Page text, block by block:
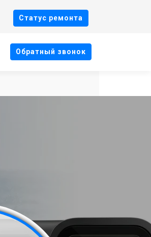
Cтатус ремонта
Oбратный звонок